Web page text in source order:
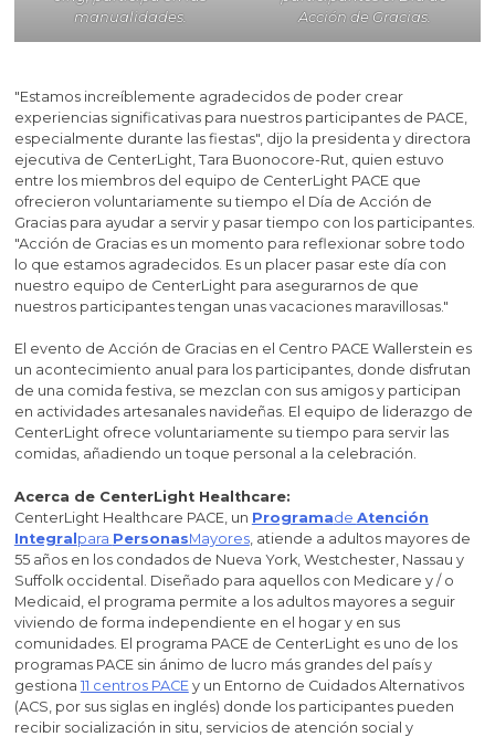
manualidades.
Acción de Gracias.
"Estamos increíblemente agradecidos de poder crear
experiencias significativas para nuestros participantes de PACE,
especialmente durante las fiestas", dijo la presidenta y directora
ejecutiva de CenterLight, Tara Buonocore-Rut, quien estuvo
entre los miembros del equipo de CenterLight PACE que
ofrecieron voluntariamente su tiempo el Día de Acción de
Gracias para ayudar a servir y pasar tiempo con los participantes.
"Acción de Gracias es un momento para reflexionar sobre todo
lo que estamos agradecidos. Es un placer pasar este día con
nuestro equipo de CenterLight para asegurarnos de que
nuestros participantes tengan unas vacaciones maravillosas."
El evento de Acción de Gracias en el Centro PACE Wallerstein es
un acontecimiento anual para los participantes, donde disfrutan
de una comida festiva, se mezclan con sus amigos y participan
en actividades artesanales navideñas. El equipo de liderazgo de
CenterLight ofrece voluntariamente su tiempo para servir las
comidas, añadiendo un toque personal a la celebración.
Acerca de CenterLight Healthcare:
CenterLight Healthcare PACE, un Programade Atención
Integralpara PersonasMayores, atiende a adultos mayores de
55 años en los condados de Nueva York, Westchester, Nassau y
Suffolk occidental. Diseñado para aquellos con Medicare y / o
Medicaid, el programa permite a los adultos mayores a seguir
viviendo de forma independiente en el hogar y en sus
comunidades. El programa PACE de CenterLight es uno de los
programas PACE sin ánimo de lucro más grandes del país y
gestiona 11 centros PACEy un Entorno de Cuidados Alternativos
(ACS, por sus siglas en inglés) donde los participantes pueden
recibir socialización in situ, servicios de atención social y